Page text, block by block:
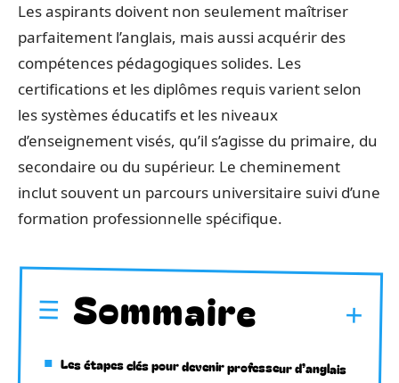
Les aspirants doivent non seulement maîtriser
parfaitement l’anglais, mais aussi acquérir des
compétences pédagogiques solides. Les
certifications et les diplômes requis varient selon
les systèmes éducatifs et les niveaux
d’enseignement visés, qu’il s’agisse du primaire, du
secondaire ou du supérieur. Le cheminement
inclut souvent un parcours universitaire suivi d’une
formation professionnelle spécifique.
Sommaire
Les étapes clés pour devenir professeur d’anglais